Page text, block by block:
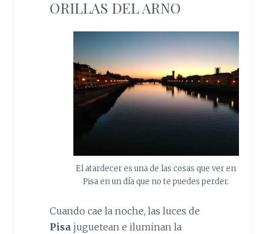
ORILLAS DEL ARNO
El atardecer es una de las cosas que ver en
Pisa en un día que no te puedes perder.
Cuando cae la noche, las luces de
Pisajuguetean e iluminan la